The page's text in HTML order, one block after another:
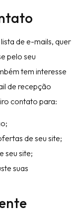
de e-mails, quer
pelo seu
tem interesse
de recepção
contato para:
de seu site;
seu site;
suas